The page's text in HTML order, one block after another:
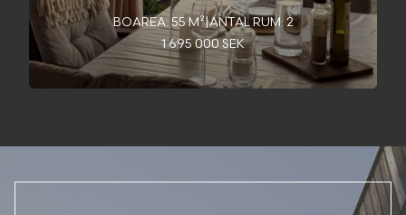
BOAREA: 55 M²|ANTAL RUM: 2
1 695 000 SEK